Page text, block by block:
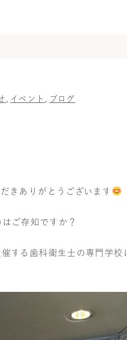
イベント ブログ
きありがとうございます
ご存知ですか？
する歯科衛生士の専門学校